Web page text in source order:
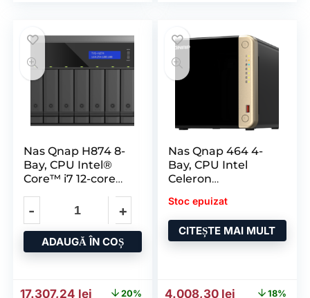
Nas Qnap H874 8-
Bay, CPU Intel®
Core™ i7 12-core
ADAUGĂ ÎN COȘ
Prețul inițial a fost: 21.754,77 lei.
17.307,24 lei Prețul curent este: 17.307,24 lei.
20%
Nas Qnap 464 4-
Bay, CPU Intel
Celeron
core/4-thread
Processor
Stoc epuizat
CITEȘTE MAI MULT
Prețul inițial a fost:
4.008,30 lei Prețul18%